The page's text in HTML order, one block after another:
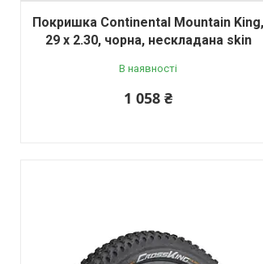
Покришка Continental Mountain King,
29 x 2.30, чорна, нескладана skin
В наявності
1 058 ₴